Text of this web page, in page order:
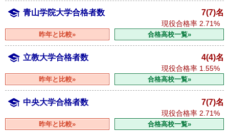
青山学院大学合格者数 7(7)名
現役合格率 2.71%
昨年と比較» 合格高校一覧»
立教大学合格者数 4(4)名
現役合格率 1.55%
昨年と比較» 合格高校一覧»
中央大学合格者数 7(7)名
現役合格率 2.71%
昨年と比較» 合格高校一覧»